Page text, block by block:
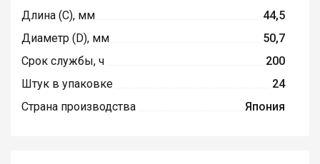
Длина (C), мм
44,5
Диаметр (D), мм
50,7
Срок службы, ч
200
Штук в упаковке
24
Страна производства
Япония